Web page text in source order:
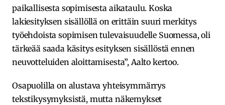
paikallisesta sopimisesta aikataulu. Koska
lakiesityksen sisällöllä on erittäin suuri merkitys
työehdoista sopimisen tulevaisuudelle Suomessa, oli
tärkeää saada käsitys esityksen sisällöstä ennen
neuvotteluiden aloittamisesta”, Aalto kertoo.
Osapuolilla on alustava yhteisymmärrys
tekstikysymyksistä, mutta näkemykset